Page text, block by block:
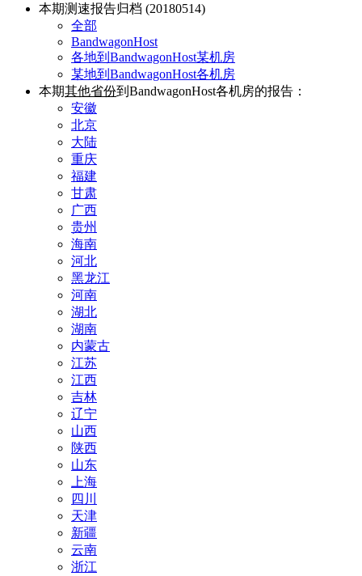
本期测速报告归档 (20180514)
全部
BandwagonHost
各地到BandwagonHost某机房
某地到BandwagonHost各机房
本期其他省份到BandwagonHost各机房的报告：
安徽
北京
大陆
重庆
福建
甘肃
广西
贵州
海南
河北
黑龙江
河南
湖北
湖南
内蒙古
江苏
江西
吉林
辽宁
山西
陕西
山东
上海
四川
天津
新疆
云南
浙江